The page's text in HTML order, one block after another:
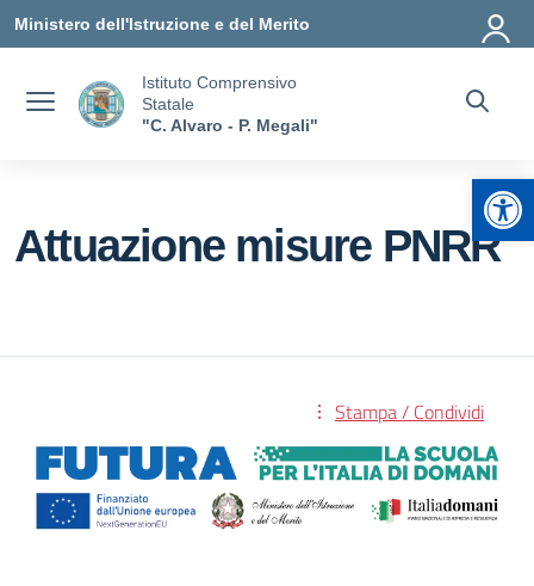
Vai ai contenuti
Vai al menu di navigazione
Vai al footer
Ministero dell'Istruzione e del Merito
Istituto Comprensivo
Statale
"C. Alvaro - P. Megali"
Attuazione misure PNRR
Stampa / Condividi